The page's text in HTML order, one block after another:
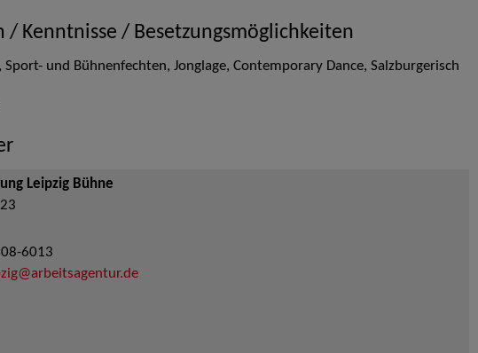
/ Kenntnisse / Besetzungsmöglichkeiten
und Bühnenfechten, Jonglage, Contemporary Dance, Salzburgerisch
Leipzig Bühne
6013